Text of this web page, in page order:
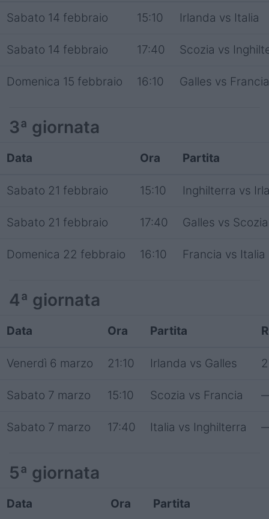
Sabato 14 febbraio 15:10 Irlanda vs Italia
Sabato 14 febbraio 17:40 Scozia vs
Domenica 15 febbraio 16:10 Galles vs Francia
3ª giornata
Data Ora Partita
Sabato 21 febbraio 15:10 Inghilterra vs
Sabato 21 febbraio 17:40 Galles vs Scozia
Domenica 22 febbraio 16:10 Francia vs Italia
4ª giornata
Data Ora Partita
Venerdì 6 marzo 21:10 Irlanda vs Galles
Sabato 7 marzo 15:10 Scozia vs Francia
Sabato 7 marzo 17:40 Italia vs Inghilterra
5ª giornata
Data Ora Partita